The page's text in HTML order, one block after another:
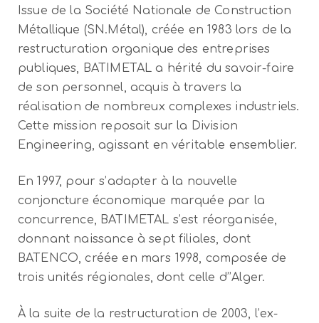
Issue de la Société Nationale de Construction
Métallique (SN.Métal), créée en 1983 lors de la
restructuration organique des entreprises
publiques, BATIMETAL a hérité du savoir-faire
de son personnel, acquis à travers la
réalisation de nombreux complexes industriels.
Cette mission reposait sur la Division
Engineering, agissant en véritable ensemblier.
En 1997, pour s’adapter à la nouvelle
conjoncture économique marquée par la
concurrence, BATIMETAL s’est réorganisée,
donnant naissance à sept filiales, dont
BATENCO, créée en mars 1998, composée de
trois unités régionales, dont celle d’’Alger.
À la suite de la restructuration de 2003, l’ex-